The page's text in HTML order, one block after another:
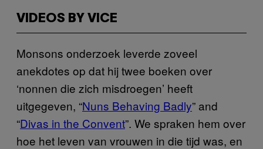
VIDEOS BY VICE
Monsons onderzoek leverde zoveel
anekdotes op dat hij twee boeken over
‘nonnen die zich misdroegen’ heeft
uitgegeven, “Nuns Behaving Badly” and
“Divas in the Convent”. We spraken hem over
hoe het leven van vrouwen in die tijd was, en